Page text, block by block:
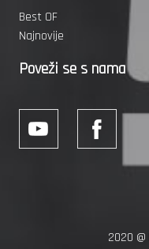
Best OF
Najnovije
Poveži se s nama
2020 @